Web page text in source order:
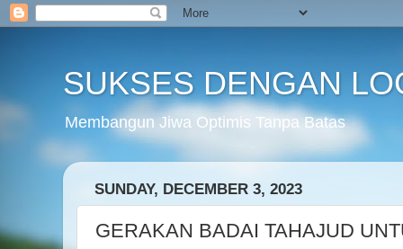
SUKSES DENGAN
Membangun Jiwa Optimis Tanpa Batas
SUNDAY, DECEMBER 3, 2023
GERAKAN BADAI TAHAJUD